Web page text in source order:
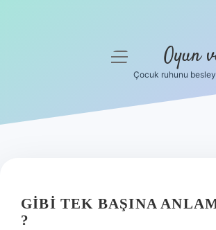
Hakkımızda
menüyü
Oyun
Çocuk ruhunu
GIBI TEK BAŞINA
?